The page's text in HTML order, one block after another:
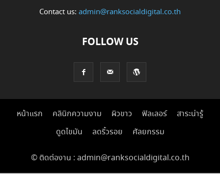
Contact us: admin@ranksocialdigital.co.th
FOLLOW US
หน้าแรก คลินิกความงาม ผิวขาว ฟิลเลอร์
สาระน่ารู้
ดูดไขมัน
ลดริ้วรอย ศัลยกรรม
© ติดต่องาน : admin@ranksocialdigital.co.th